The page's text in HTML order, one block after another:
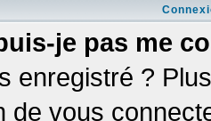
je pas me
enregistré ?
de vous